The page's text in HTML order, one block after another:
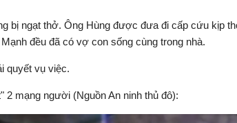
bị ngạt thở. Ông Hùng được đưa đi cấp cứu kịp
đều đã có vợ con sống cùng trong nhà.
quyết vụ việc.
2 mạng người (Nguồn An ninh thủ đô):